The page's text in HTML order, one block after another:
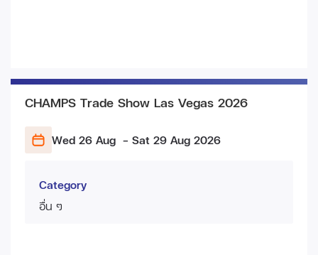
CHAMPS Trade Show Las Vegas 2026
Wed 26 Aug - Sat 29 Aug 2026
Category
อื่น ๆ